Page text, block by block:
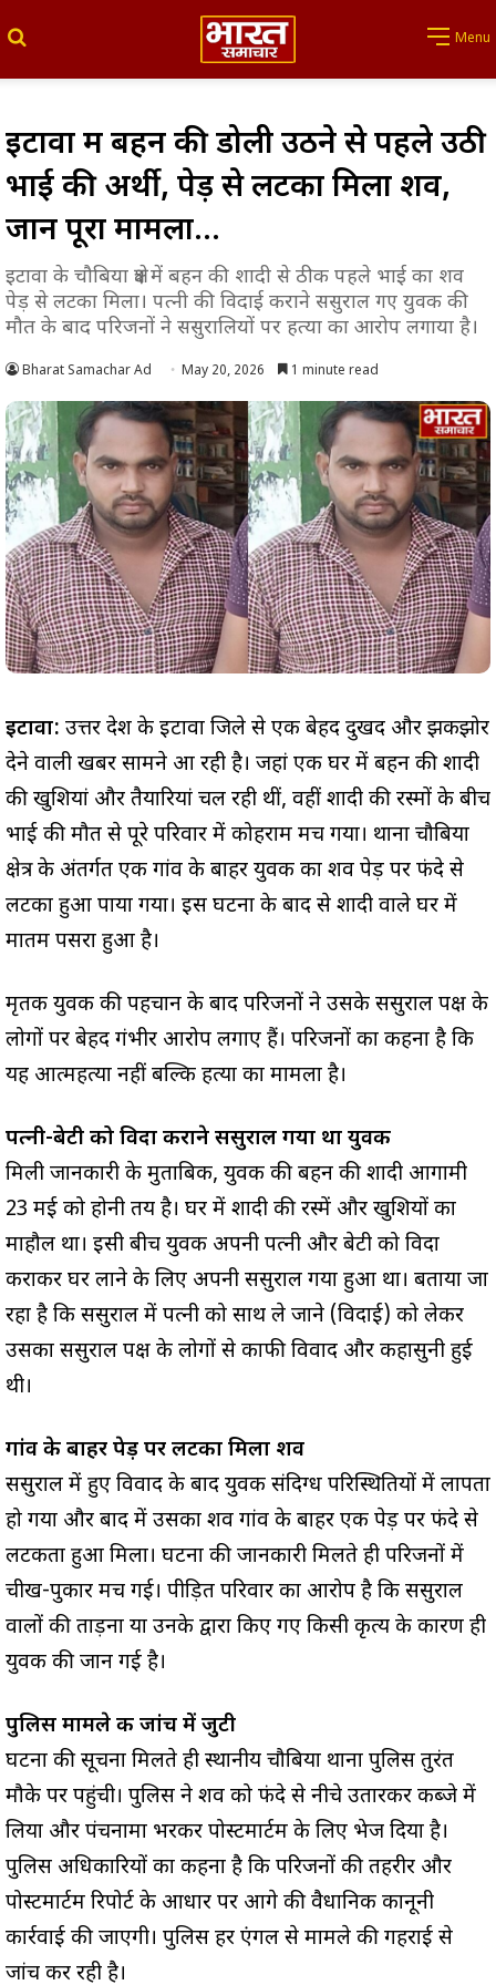
Menu
इटावा में बहन की डोली उठने से पहले उठी
भाई की अर्थी, पेड़ से लटका मिला शव,
जानें पूरा मामला…
इटावा के चौबिया क्षेत्र में बहन की शादी से ठीक पहले भाई का शव
पेड़ से लटका मिला। पत्नी की विदाई कराने ससुराल गए युवक की
मौत के बाद परिजनों ने ससुरालियों पर हत्या का आरोप लगाया है।
Bharat Samachar Ad May 20, 2026 1 minute read
इटावा: उत्तर प्रदेश के इटावा जिले से एक बेहद दुखद और झकझोर
देने वाली खबर सामने आ रही है। जहां एक घर में बहन की शादी
की खुशियां और तैयारियां चल रही थीं, वहीं शादी की रस्मों के बीच
भाई की मौत से पूरे परिवार में कोहराम मच गया। थाना चौबिया
क्षेत्र के अंतर्गत एक गांव के बाहर युवक का शव पेड़ पर फंदे से
लटका हुआ पाया गया। इस घटना के बाद से शादी वाले घर में
मातम पसरा हुआ है।
मृतक युवक की पहचान के बाद परिजनों ने उसके ससुराल पक्ष के
लोगों पर बेहद गंभीर आरोप लगाए हैं। परिजनों का कहना है कि
यह आत्महत्या नहीं बल्कि हत्या का मामला है।
पत्नी-बेटी को विदा कराने ससुराल गया था युवक
मिली जानकारी के मुताबिक, युवक की बहन की शादी आगामी
23 मई को होनी तय है। घर में शादी की रस्में और खुशियों का
माहौल था। इसी बीच युवक अपनी पत्नी और बेटी को विदा
कराकर घर लाने के लिए अपनी ससुराल गया हुआ था। बताया जा
रहा है कि ससुराल में पत्नी को साथ ले जाने (विदाई) को लेकर
उसका ससुराल पक्ष के लोगों से काफी विवाद और कहासुनी हुई
थी।
गांव के बाहर पेड़ पर लटका मिला शव
ससुराल में हुए विवाद के बाद युवक संदिग्ध परिस्थितियों में लापता
हो गया और बाद में उसका शव गांव के बाहर एक पेड़ पर फंदे से
लटकता हुआ मिला। घटना की जानकारी मिलते ही परिजनों में
चीख-पुकार मच गई। पीड़ित परिवार का आरोप है कि ससुराल
वालों की प्रताड़ना या उनके द्वारा किए गए किसी कृत्य के कारण ही
युवक की जान गई है।
पुलिस मामले की जांच में जुटी
घटना की सूचना मिलते ही स्थानीय चौबिया थाना पुलिस तुरंत
मौके पर पहुंची। पुलिस ने शव को फंदे से नीचे उतारकर कब्जे में
लिया और पंचनामा भरकर पोस्टमार्टम के लिए भेज दिया है।
पुलिस अधिकारियों का कहना है कि परिजनों की तहरीर और
पोस्टमार्टम रिपोर्ट के आधार पर आगे की वैधानिक कानूनी
कार्रवाई की जाएगी। पुलिस हर एंगल से मामले की गहराई से
जांच कर रही है।